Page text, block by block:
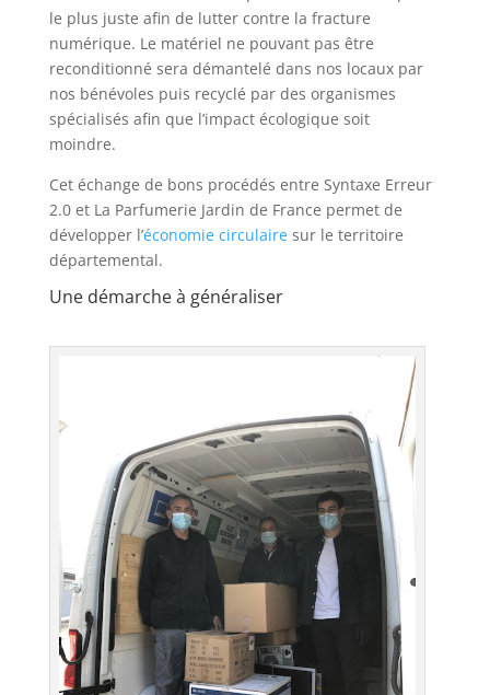
le plus juste afin de lutter contre la fracture
numérique. Le matériel ne pouvant pas être
reconditionné sera démantelé dans nos locaux par
nos bénévoles puis recyclé par des organismes
spécialisés afin que l’impact écologique soit
moindre.
Cet échange de bons procédés entre Syntaxe Erreur
2.0 et La Parfumerie Jardin de France permet de
développer l’économie circulairesur le territoire
départemental.
Une démarche à généraliser